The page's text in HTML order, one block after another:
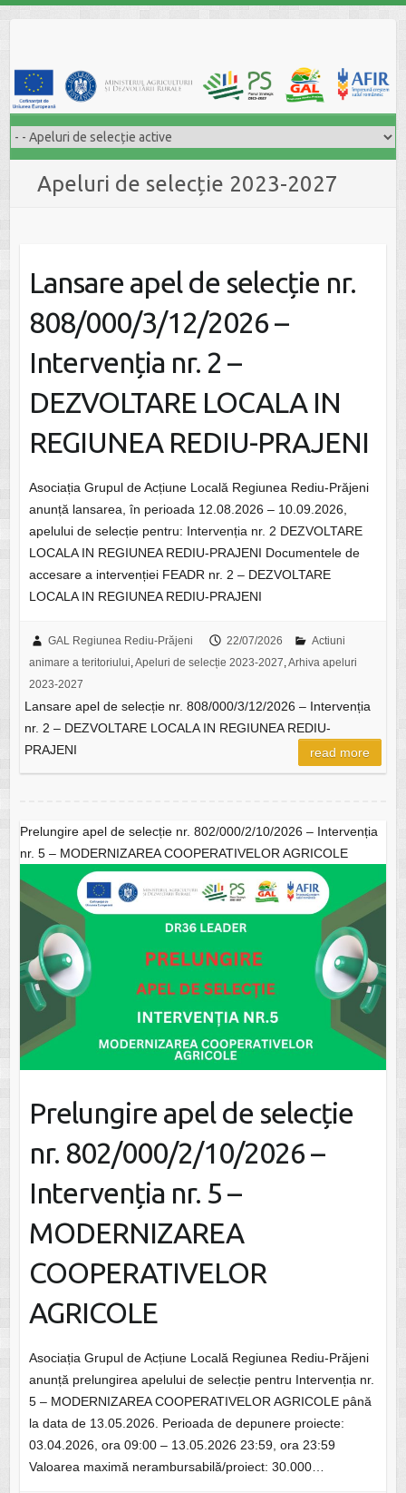
Apeluri de selecție 2023-2027
Lansare apel de selecție nr.
808/000/3/12/2026 –
Intervenția nr. 2 –
DEZVOLTARE LOCALA IN
REGIUNEA REDIU-PRAJENI
Asociația Grupul de Acțiune Locală Regiunea Rediu-Prăjeni
anunță lansarea, în perioada 12.08.2026 – 10.09.2026,
apelului de selecție pentru: Intervenția nr. 2 DEZVOLTARE
LOCALA IN REGIUNEA REDIU-PRAJENI Documentele de
accesare a intervenției FEADR nr. 2 – DEZVOLTARE
LOCALA IN REGIUNEA REDIU-PRAJENI
GAL Regiunea Rediu-Prăjeni 22/07/2026
Actiuni
animare a teritoriului,Apeluri de selecție 2023-2027,Arhiva apeluri
2023-2027
Lansare apel de selecție nr. 808/000/3/12/2026 – Intervenția
nr. 2 – DEZVOLTARE LOCALA IN REGIUNEA REDIU-
PRAJENI
read more
Prelungire apel de selecție nr. 802/000/2/10/2026 – Intervenția
nr. 5 – MODERNIZAREA COOPERATIVELOR AGRICOLE
Prelungire apel de selecție
nr. 802/000/2/10/2026 –
Intervenția nr. 5 –
MODERNIZAREA
COOPERATIVELOR
AGRICOLE
Asociația Grupul de Acțiune Locală Regiunea Rediu-Prăjeni
anunță prelungirea apelului de selecție pentru Intervenția nr.
5 – MODERNIZAREA COOPERATIVELOR AGRICOLE până
la data de 13.05.2026. Perioada de depunere proiecte:
03.04.2026, ora 09:00 – 13.05.2026 23:59, ora 23:59
Valoarea maximă nerambursabilă/proiect: 30.000…